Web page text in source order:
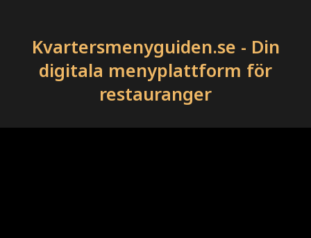
Kvartersmenyguiden.se - Din
digitala menyplattform för
restauranger